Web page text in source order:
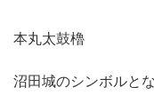
本丸太鼓櫓
沼田城のシンボルと